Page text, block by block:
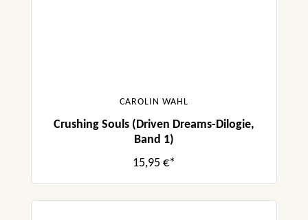
CAROLIN WAHL
Crushing Souls (Driven Dreams-Dilogie,
Band 1)
15,95 €*